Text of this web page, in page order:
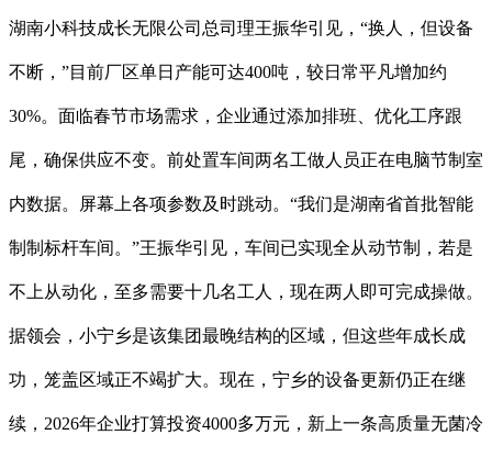
湖南小科技成长无限公司总司理王振华引见，“换人，但设备
不断，”目前厂区单日产能可达400吨，较日常平凡增加约
30%。面临春节市场需求，企业通过添加排班、优化工序跟
尾，确保供应不变。前处置车间两名工做人员正在电脑节制室
内数据。屏幕上各项参数及时跳动。“我们是湖南省首批智能
制制标杆车间。”王振华引见，车间已实现全从动节制，若是
不上从动化，至多需要十几名工人，现在两人即可完成操做。
据领会，小宁乡是该集团最晚结构的区域，但这些年成长成
功，笼盖区域正不竭扩大。现在，宁乡的设备更新仍正在继
续，2026年企业打算投资4000多万元，新上一条高质量无菌冷